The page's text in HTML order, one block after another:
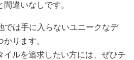
違いなしです。
では手に入らないユニークなデ
ります。
イルを追求したい方には、ぜひチ